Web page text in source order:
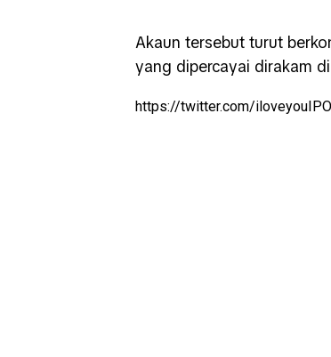
Akaun tersebut turut
yang dipercayai dirakam
https://twitter.com/